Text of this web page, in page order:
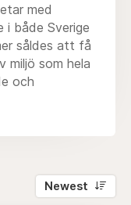
med
i både Sverige
såldes att få
miljö som hela
och
Newest